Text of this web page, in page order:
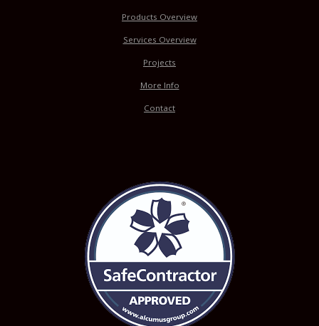
Products Overview
Services Overview
Projects
More Info
Contact